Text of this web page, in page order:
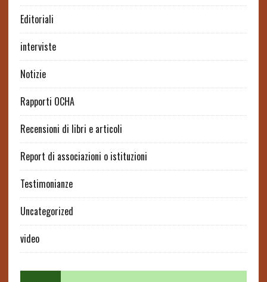
Editoriali
interviste
Notizie
Rapporti OCHA
Recensioni di libri e articoli
Report di associazioni o istituzioni
Testimonianze
Uncategorized
video